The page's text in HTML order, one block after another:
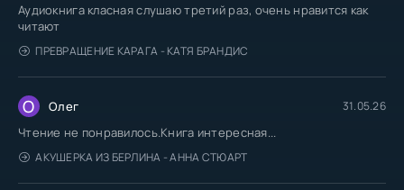
Аудиокнига класная слушаю третий раз, очень нравится как
читают
ПРЕВРАЩЕНИЕ КАРАГА - КАТЯ БРАНДИС
О Олег 31.05.26
Чтение не понравилось.Книга интересная...
АКУШЕРКА ИЗ БЕРЛИНА - АННА СТЮАРТ